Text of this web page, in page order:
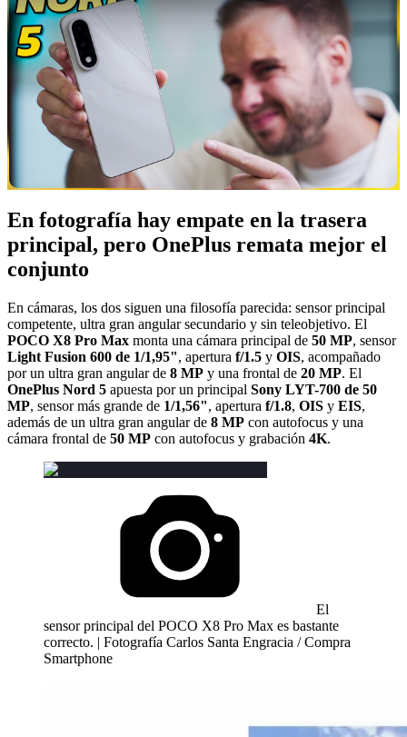
En fotografía hay empate en la trasera
principal, pero OnePlus remata mejor el
conjunto
En cámaras, los dos siguen una filosofía parecida: sensor principal
competente, ultra gran angular secundario y sin teleobjetivo. El
POCO X8 Pro Max monta una cámara principal de 50 MP, sensor
Light Fusion 600 de 1/1,95", apertura f/1.5 y OIS, acompañado
por un ultra gran angular de 8 MP y una frontal de 20 MP. El
OnePlus Nord 5 apuesta por un principal Sony LYT-700 de 50
MP, sensor más grande de 1/1,56", apertura f/1.8, OIS y EIS,
además de un ultra gran angular de 8 MP con autofocus y una
cámara frontal de 50 MP con autofocus y grabación 4K.
El
sensor principal del POCO X8 Pro Max es bastante
correcto. | Fotografía Carlos Santa Engracia / Compra
Smartphone